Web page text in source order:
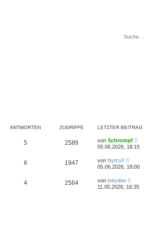
ANTWORTEN ZUGRIFFE LETZTER BEITRAG
5 2589 von Schrompf
05.06.2026, 18:15
6 1947 von NytroX
05.06.2026, 18:00
4 2564 von joeydee
11.05.2026, 16:35